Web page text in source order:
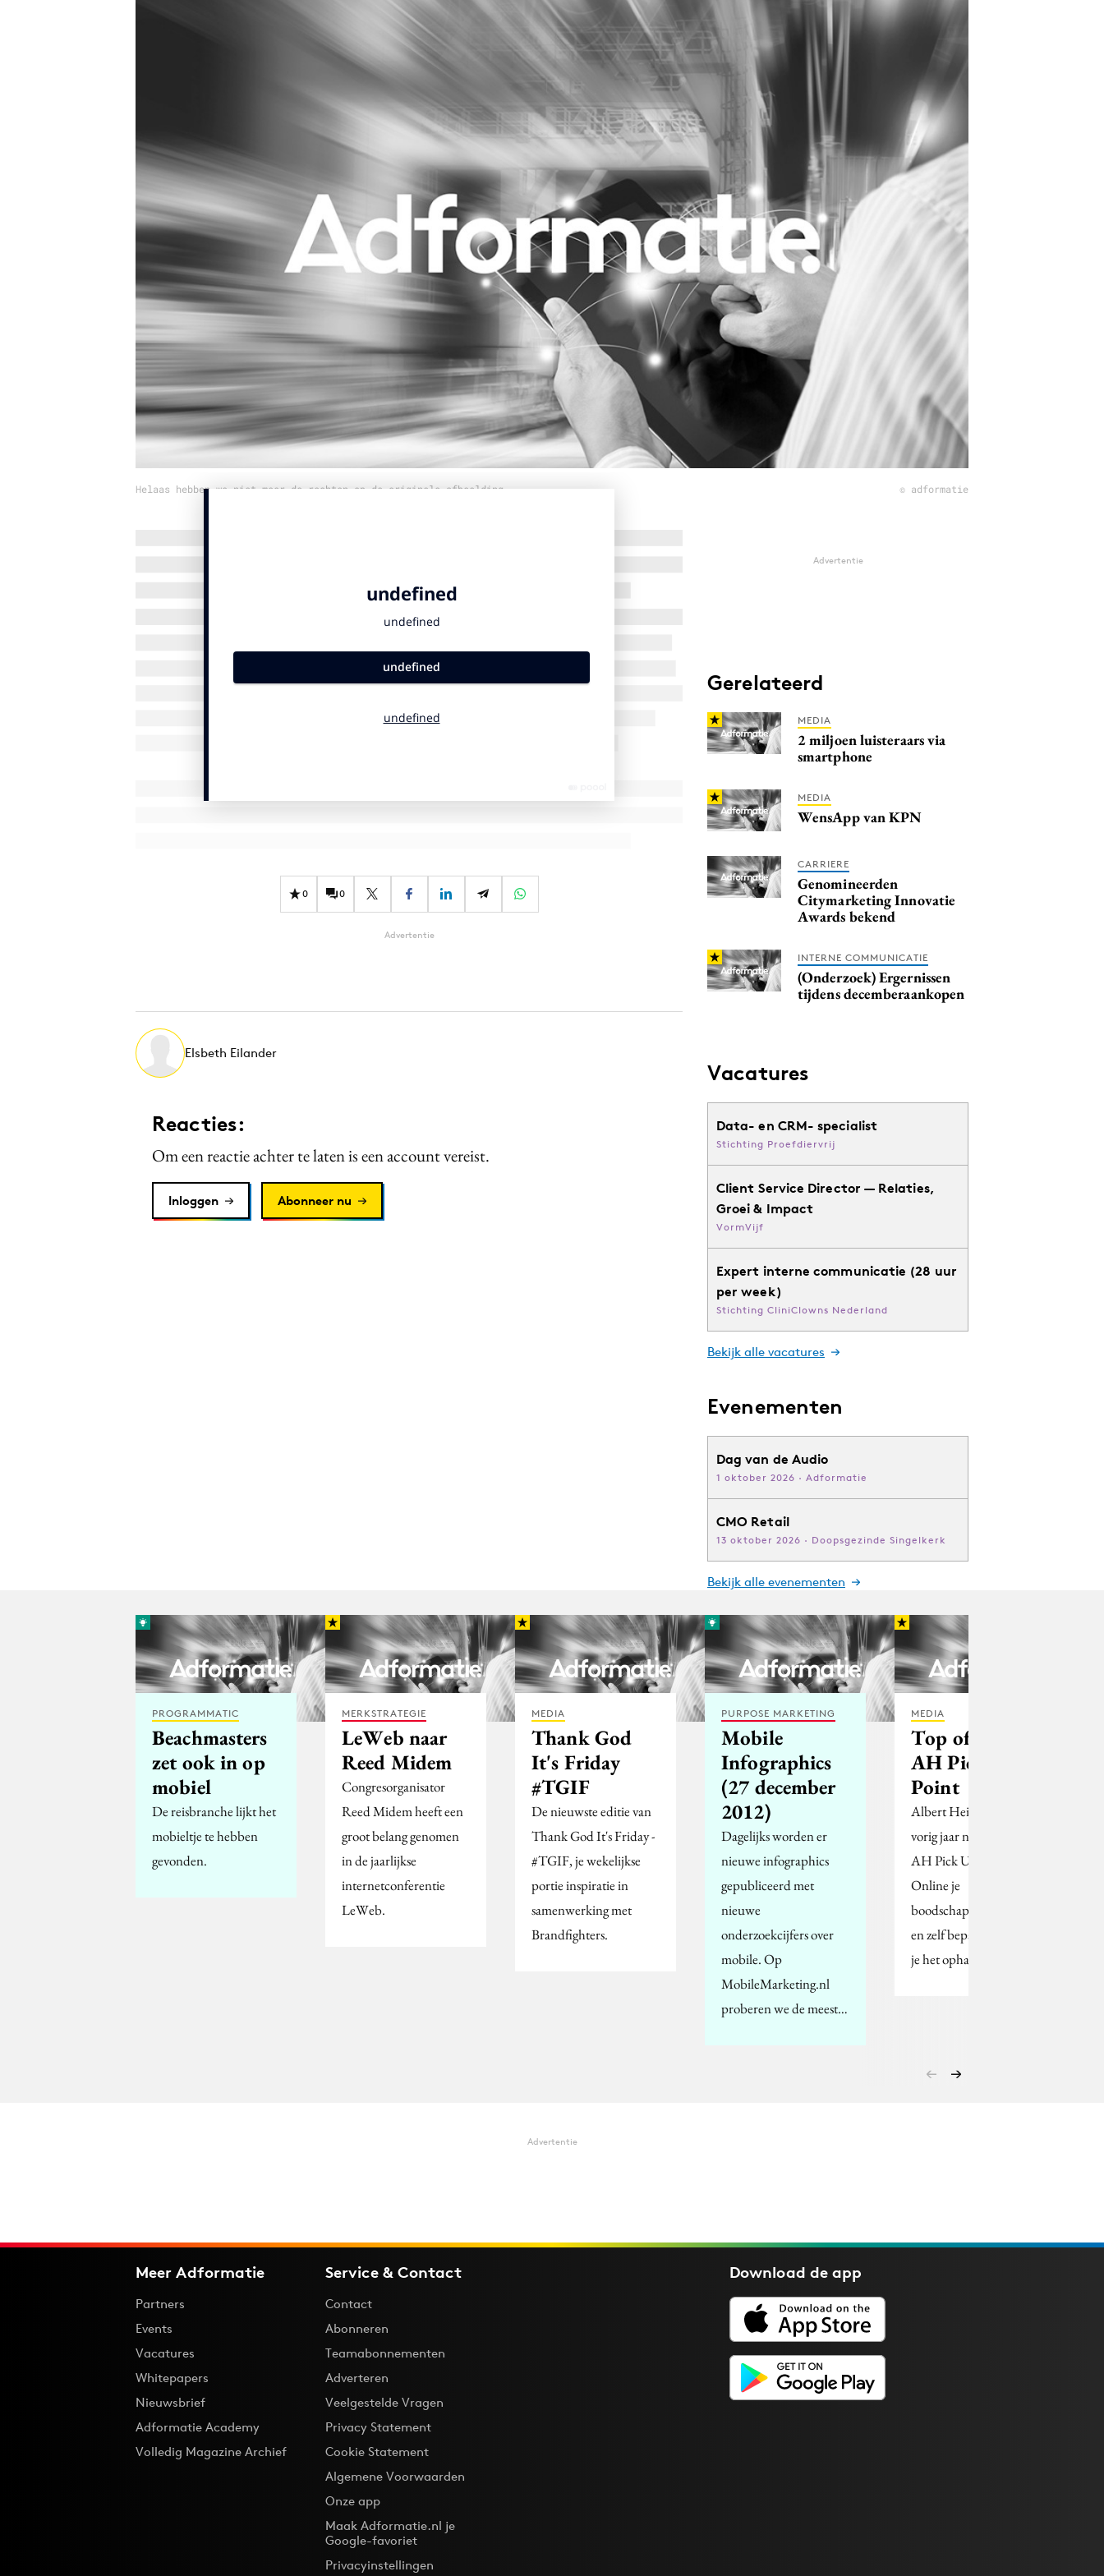
Influencer marketing
Interne communicatie
Purpose Marketing
Reputatie & crisis
Helaas hebben we niet meer de rechten op de originele afbeelding © adformatie
0 0
Advertentie
Elsbeth Eilander
Reacties:
Om een reactie achter te laten is een account vereist.
Inloggen Abonneer nu
Advertentie
Gerelateerd
MEDIA
2 miljoen luisteraars via
smartphone
MEDIA
WensApp van KPN
CARRIERE
Genomineerden
Citymarketing Innovatie
Awards bekend
INTERNE COMMUNICATIE
(Onderzoek) Ergernissen
tijdens decemberaankopen
Vacatures
Data- en CRM- specialist
Stichting Proefdiervrij
Client Service Director — Relaties,
Groei & Impact
VormVijf
Expert interne communicatie (28 uur
per week)
Stichting CliniClowns Nederland
Bekijk alle vacatures
Evenementen
Dag van de Audio
1 oktober 2026 · Adformatie
CMO Retail
13 oktober 2026 · Doopsgezinde Singelkerk
Bekijk alle evenementen
PROGRAMMATIC
Beachmasters
zet ook in op
mobiel
De reisbranche lijkt het
mobieltje te hebben
gevonden.
MERKSTRATEGIE
LeWeb naar
Reed Midem
Congresorganisator
Reed Midem heeft een
groot belang genomen
in de jaarlijkse
internetconferentie
LeWeb.
MEDIA
Thank God
It's Friday
#TGIF
De nieuwste editie van
Thank God It's Friday -
#TGIF, je wekelijkse
portie inspiratie in
samenwerking met
Brandfighters.
PURPOSE MARKETING
Mobile
Infographics
(27 december
2012)
Dagelijks worden er
nieuwe infographics
gepubliceerd met
nieuwe
onderzoekcijfers over
mobile. Op
MobileMarketing.nl
proberen we de meest…
MEDIA
Top of flop:
AH Pick Up
Point
Albert Heijn bedacht
vorig jaar november het
AH Pick Up Point.
Online je
boodschappen bestellen
en zelf bepalen wanneer
je het ophaalt,…
Advertentie
Meer Adformatie
Partners
Events
Vacatures
Whitepapers
Nieuwsbrief
Adformatie Academy
Volledig Magazine Archief
Service & Contact
Contact
Abonneren
Teamabonnementen
Adverteren
Veelgestelde Vragen
Privacy Statement
Cookie Statement
Algemene Voorwaarden
Onze app
Maak Adformatie.nl je
Google-favoriet
Privacyinstellingen
Download deapp